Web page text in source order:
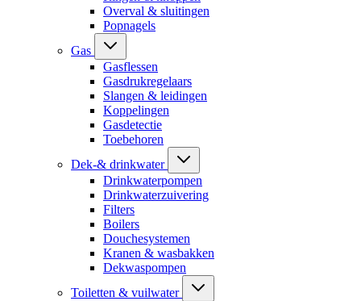
Overval & sluitingen
Popnagels
Gas
Gasflessen
Gasdrukregelaars
Slangen & leidingen
Koppelingen
Gasdetectie
Toebehoren
Dek-& drinkwater
Drinkwaterpompen
Drinkwaterzuivering
Filters
Boilers
Douchesystemen
Kranen & wasbakken
Dekwaspompen
Toiletten & vuilwater